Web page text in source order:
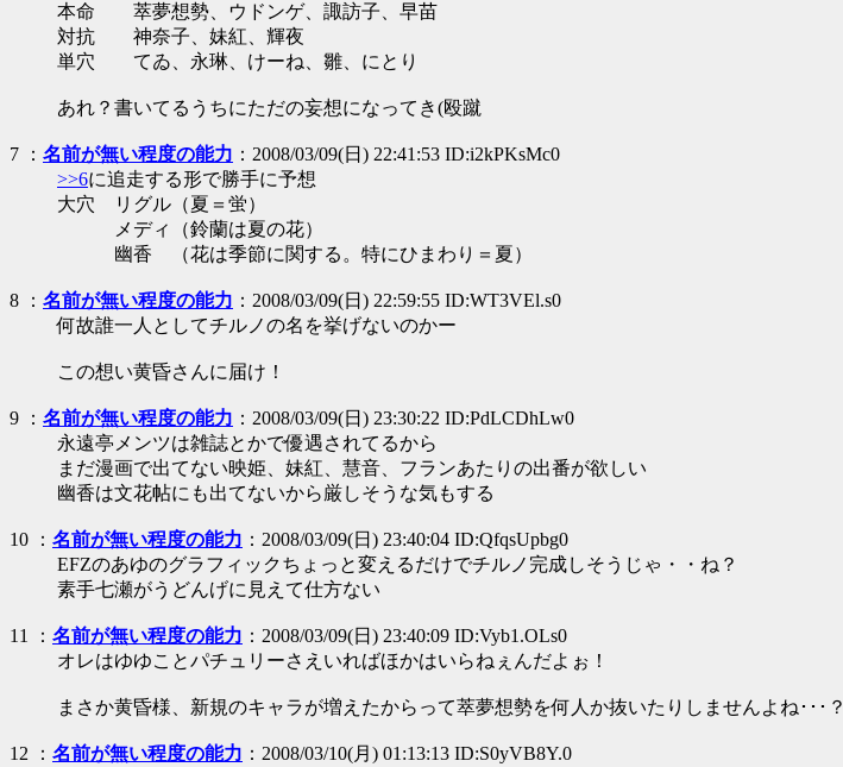
本命 萃夢想勢、ウドンゲ、諏訪子、早苗
対抗 神奈子、妹紅、輝夜
単穴 てゐ、永琳、けーね、雛、にとり
あれ？書いてるうちにただの妄想になってき(殴蹴
7 ： 名前が無い程度の能力 ：2008/03/09(日) 22:41:53 ID:i2kPKsMc0
>>6に追走する形で勝手に予想
大穴 リグル（夏＝蛍）
メディ（鈴蘭は夏の花）
幽香 （花は季節に関する。特にひまわり＝夏）
8 ： 名前が無い程度の能力 ：2008/03/09(日) 22:59:55 ID:WT3VEl.s0
何故誰一人としてチルノの名を挙げないのかー
この想い黄昏さんに届け！
9 ： 名前が無い程度の能力 ：2008/03/09(日) 23:30:22 ID:PdLCDhLw0
永遠亭メンツは雑誌とかで優遇されてるから
まだ漫画で出てない映姫、妹紅、慧音、フランあたりの出番が欲しい
幽香は文花帖にも出てないから厳しそうな気もする
10 ： 名前が無い程度の能力 ：2008/03/09(日) 23:40:04 ID:QfqsUpbg0
EFZのあゆのグラフィックちょっと変えるだけでチルノ完成しそうじゃ・・ね？
素手七瀬がうどんげに見えて仕方ない
11 ： 名前が無い程度の能力 ：2008/03/09(日) 23:40:09 ID:Vyb1.OLs0
オレはゆゆことパチュリーさえいればほかはいらねぇんだよぉ！
まさか黄昏様、新規のキャラが増えたからって萃夢想勢を何人か抜いたりしませんよね･･･？
12 ： 名前が無い程度の能力 ：2008/03/10(月) 01:13:13 ID:S0yVB8Y.0